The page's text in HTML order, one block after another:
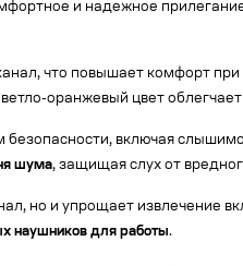
и надежное
что повышает комфорт
оранжевый цвет
безопасности, включая
шума, защищая слух от
но и упрощает извлечение
наушников для работы.